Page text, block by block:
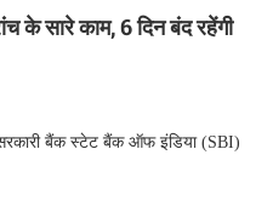
के सारे काम, 6 दिन बंद रहेंगी
बैंक स्टेट बैंक ऑफ इंडिया (SBI)